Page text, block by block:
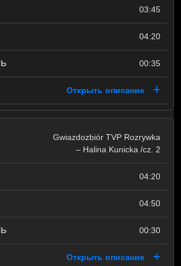
03:45
04:20
00:35
Открыть описание
Gwiazdozbiór TVP Rozrywka
– Halina Kunicka /cz. 2
04:20
04:50
00:30
Открыть описание